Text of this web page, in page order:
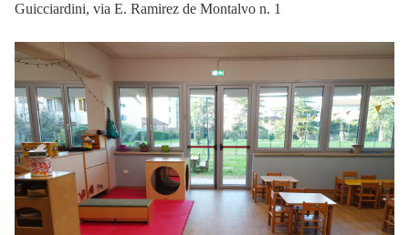
Guicciardini, via E. Ramirez de Montalvo n. 1